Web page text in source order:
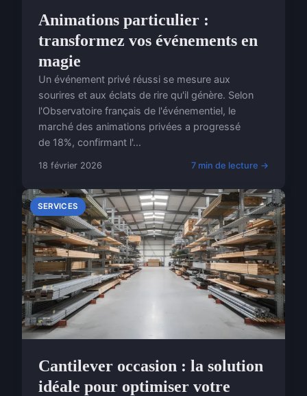
Animations particulier :
transformez vos événements en
magie
Un événement privé réussi se mesure aux
sourires et aux éclats de rire qu'il génère. Selon
l'Observatoire français de l'événementiel, le
marché des animations privées a progressé
de 18%, confirmant l'...
18 février 2026 7 min de lecture →
SERVICES
Cantilever occasion : la solution
idéale pour optimiser votre